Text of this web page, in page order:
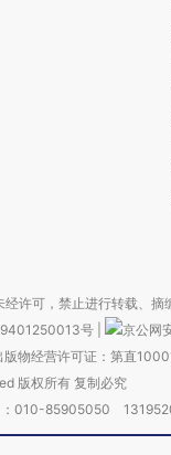
许可，禁止进行转载、摘
号
京公网
版物经营许可证：第直
版权所有 复制必究
：010-85905050